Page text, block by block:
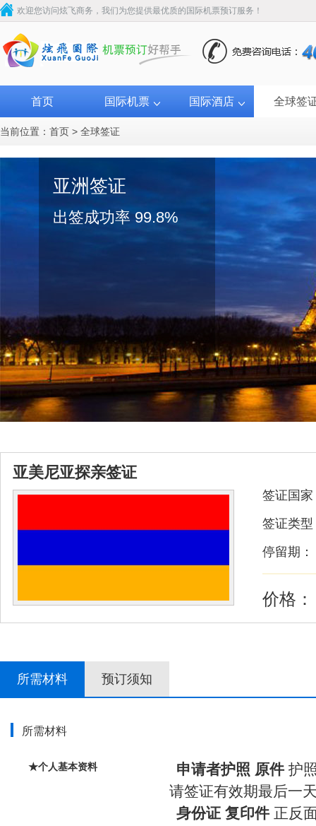
欢迎您访问炫飞商务，我们为您提供最优质的国际机票预订服务！
首页 国际机票 国际酒店 全球签
当前位置： 首页 > 全球签证
亚洲签证
出签成功率 99.8%
亚美尼亚探亲签证
签证国
签证类
停留期：
价格：
所需材料 预订须知
所需材料
★个人基本资料 申请者护照 原件 护
请签证有效期最后一
身份证 复印件 正反